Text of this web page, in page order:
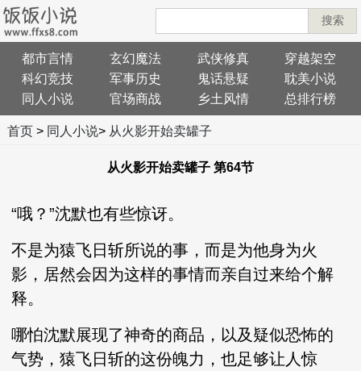
搜索
都市言情 玄幻魔法 武侠修真
穿越架空
科幻竞技
军事历史 鬼话悬疑
耽美小说
同人小说
官场商战 乡土风情 总排行榜
首页> 同人小说> 从火影开始卖罐子
从火影开始卖罐子 第64节
“哦？”沈默也有些惊讶。
不是为猿飞日斩所说的事，而是为他身为火
影，居然会因为这样的事情而亲自过来给个解
释。
哪怕沈默展现了神奇的商品，以及疑似恐怖的
气势，猿飞日斩的这份魄力，也足够让人惊